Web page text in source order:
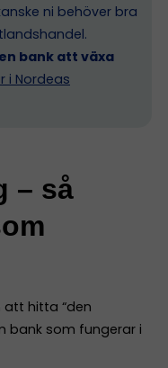
ni behöver bra
bank att växa
i Nordeas
– så
hitta “den
bank som fungerar i